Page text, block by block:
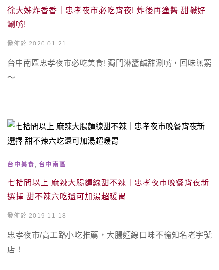
徐大姊炸香香｜忠孝夜市必吃宵夜! 炸後再塗醬 甜鹹好
涮嘴!
發佈於 2020-01-21
台中南區忠孝夜市必吃美食! 獨門淋醬鹹甜涮嘴，回味無窮
～
台中美食 台中南區
七拾間以上 麻辣大腸麵線甜不辣｜忠孝夜市晚餐宵夜新
選擇 甜不辣六吃還可加湯超暖胃
發佈於 2019-11-18
忠孝夜市/高工路小吃推薦，大腸麵線口味不輸知名老字號
店！